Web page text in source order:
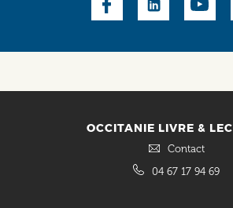
OCCITANIE LIVRE &
Contact
04 67 17 94 69